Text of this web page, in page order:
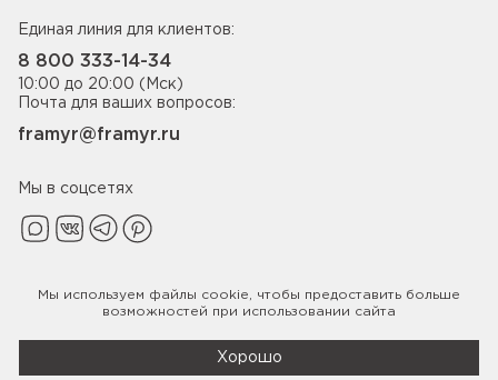
Единая линия для клиентов:
8 800 333-14-34
10:00 до 20:00 (Мск)
Почта для ваших вопросов:
framyr@framyr.ru
Мы в соцсетях
Политика конфиденциальности
Мы используем файлы cookie , чтобы предоставить больше
возможностей при использовании сайта
Хорошо